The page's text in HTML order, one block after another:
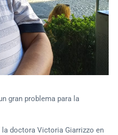
gran problema para la
doctora Victoria Giarrizzo en